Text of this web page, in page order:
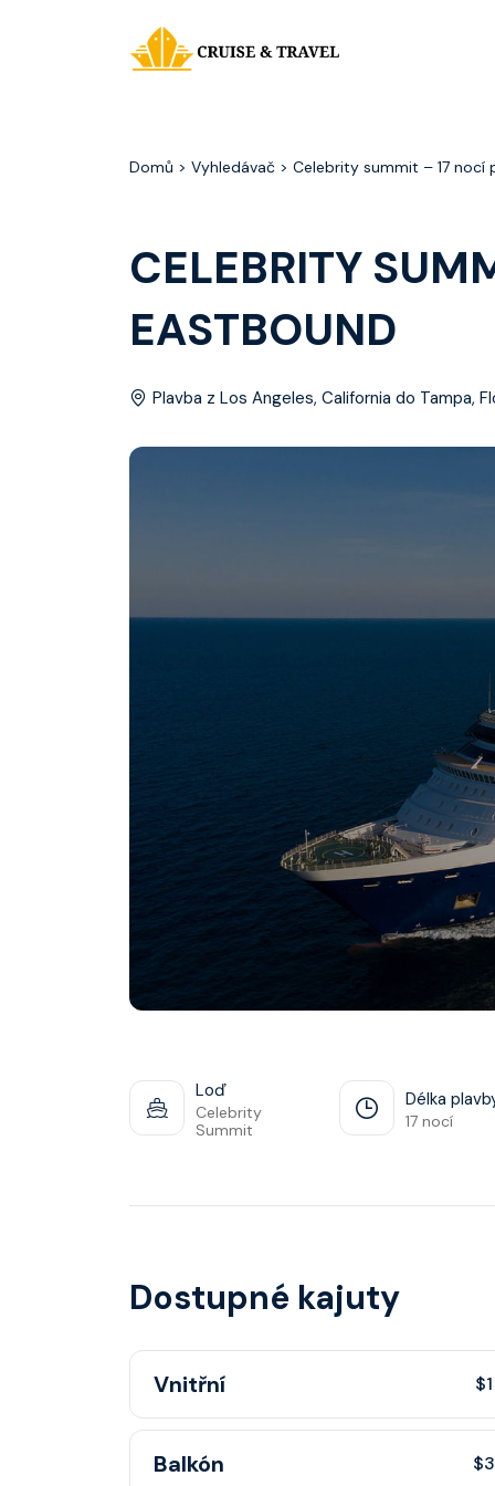
Domů > Vyhledávač > Celebrity summit – 17
CELEBRITY
EASTBOUND
Plavba z Los Angeles, California do Tampa,
Loď
Celebrity
Summit
Délka
17 nocí
Dostupné kajuty
Vnitřní
Vnitřní kajuta poskytuje pohovku, fén,
Balkón